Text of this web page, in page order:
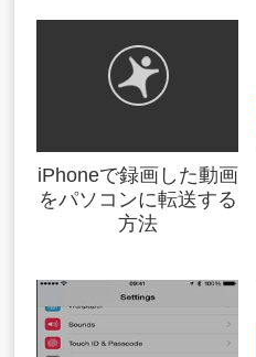
iPhoneで録画した動画
をパソコンに転送する
方法